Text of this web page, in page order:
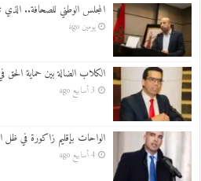
المجلس الوطني للصحافة.. الذي
يومين ago
الكلاب الضالة بين حماية الحق
3 أسابيع ago
الواحات بإقليم زاكورة في ظل
4 أسابيع ago